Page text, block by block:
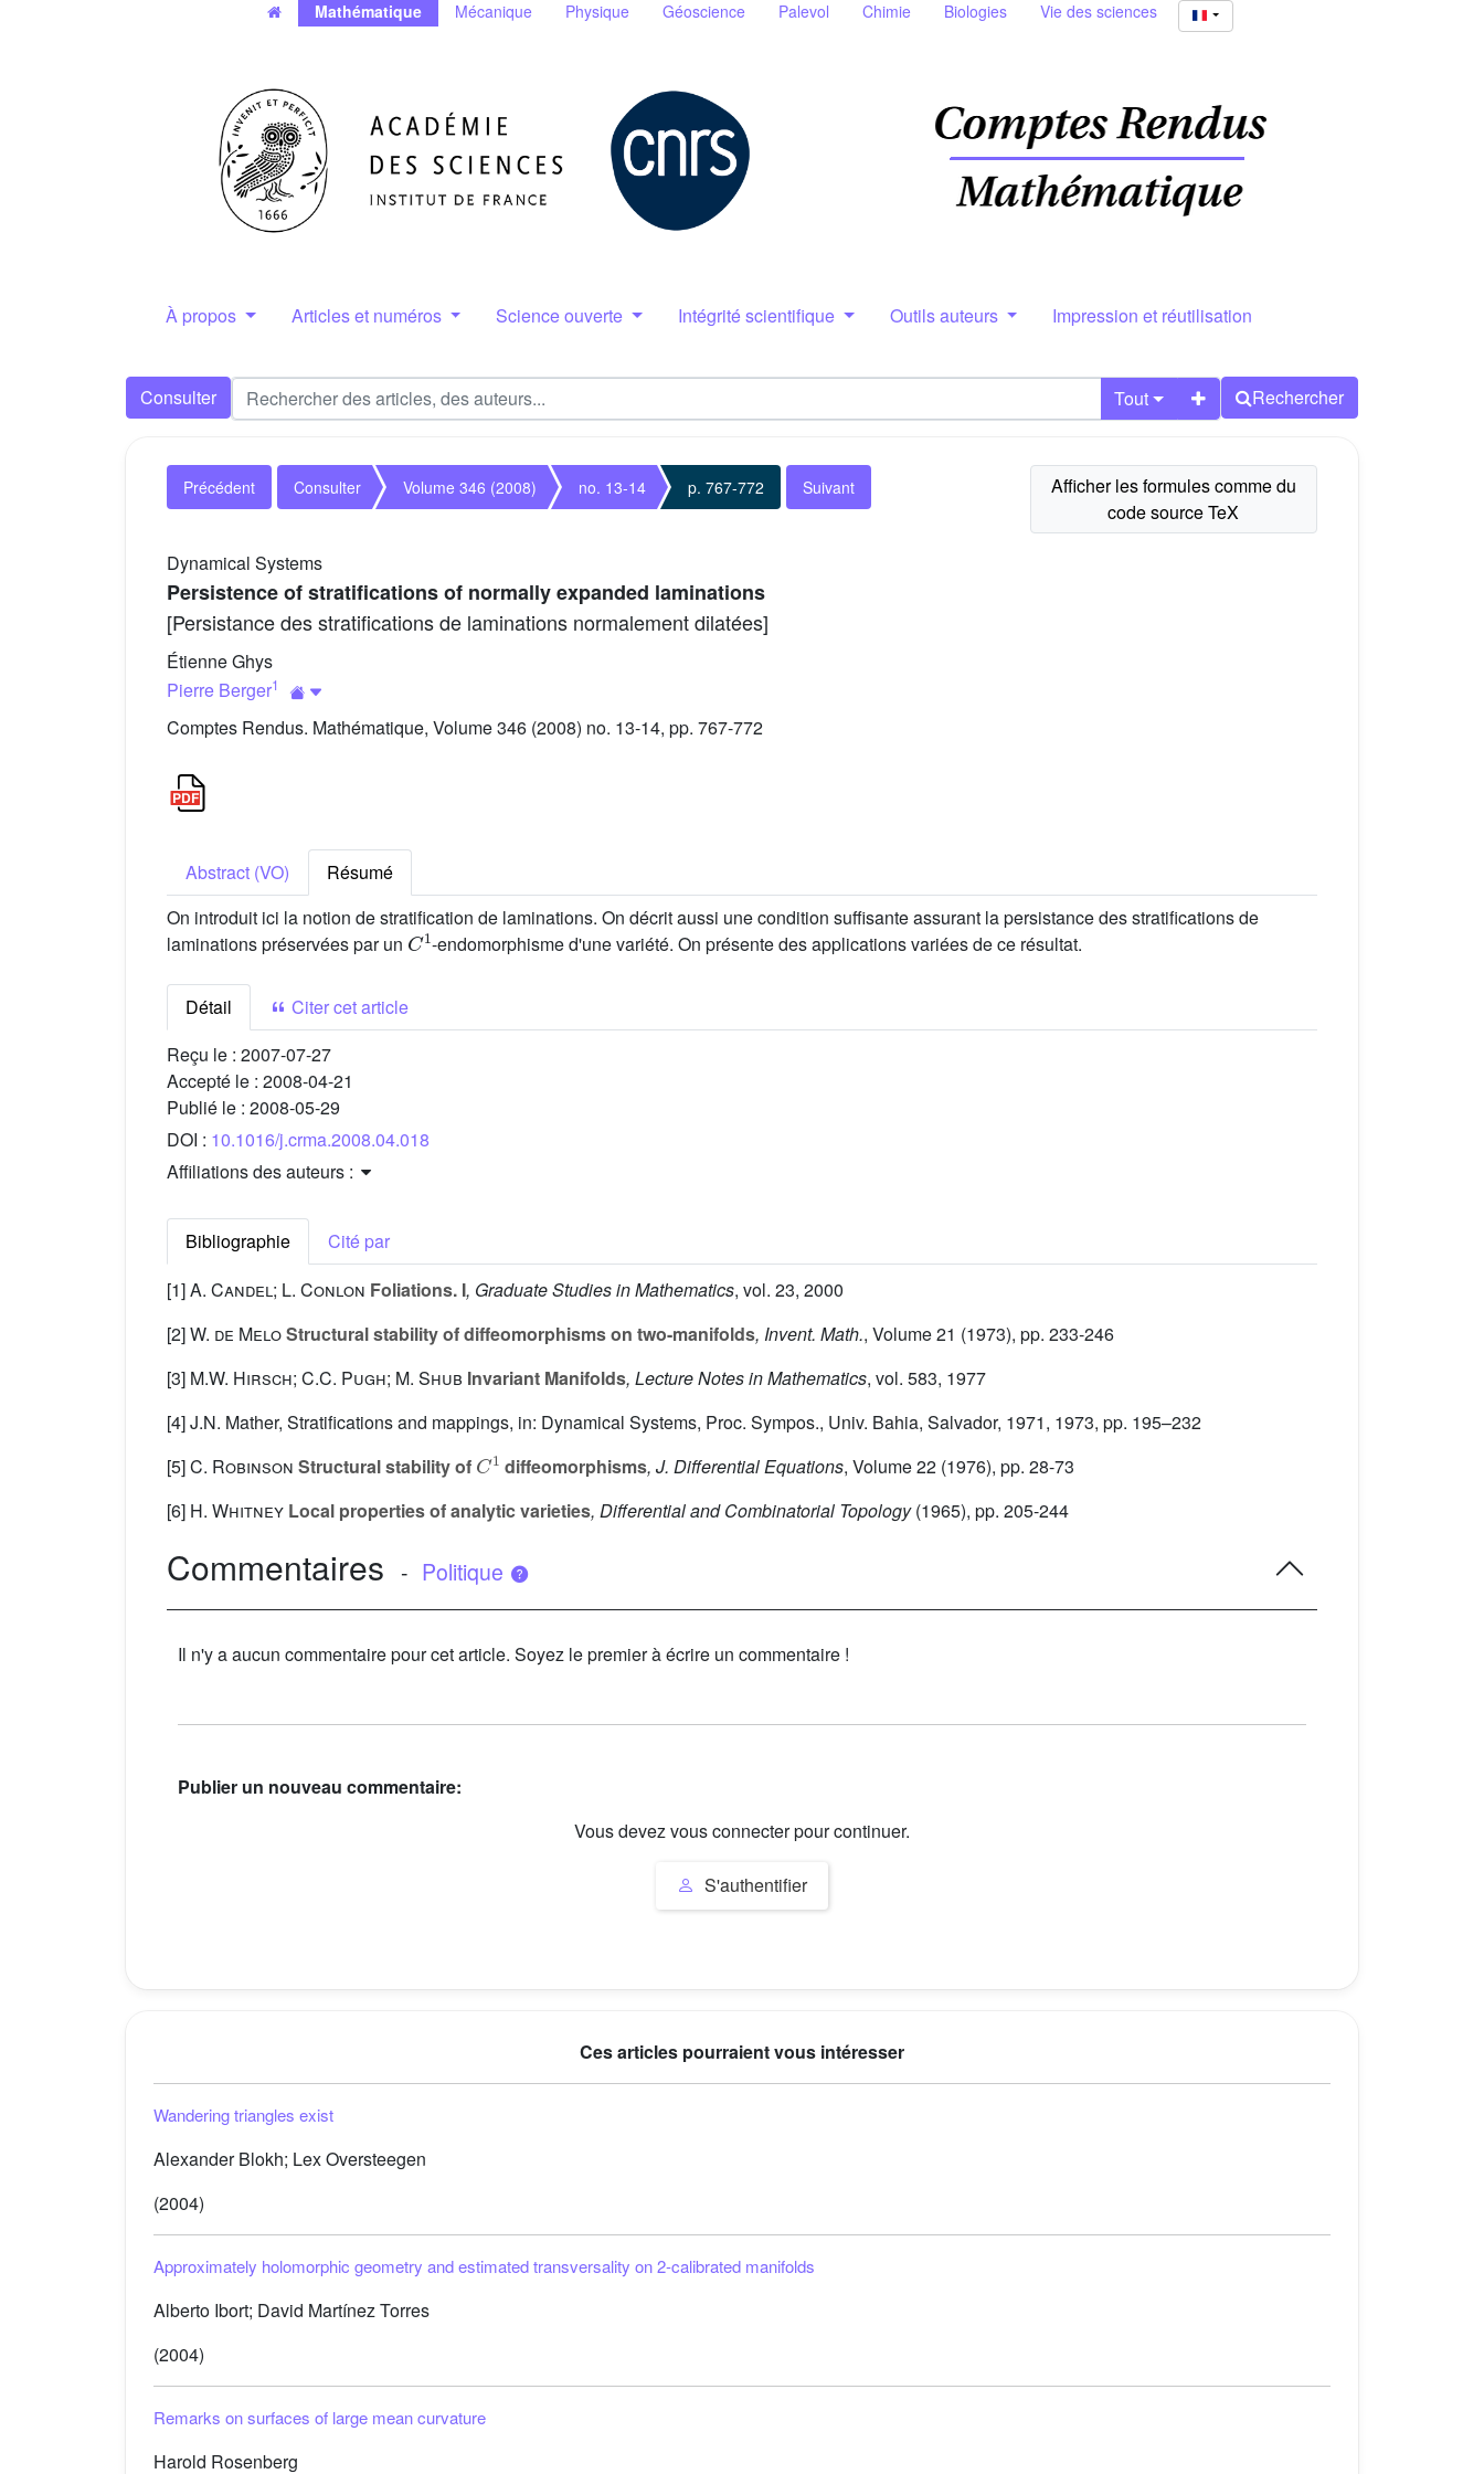
Mathématique Mécanique Physique Géoscience Palevol Chimie Biologies Vie des sciences
À propos Articles et numéros Science ouverte Intégrité scientifique Outils auteurs Impression et réutilisation
Consulter Tout Rechercher
Précédent Consulter Volume 346 (2008) no. 13-14 p. 767-772 Suivant
Dynamical Systems
Persistence of stratifications of normally expanded laminations
[Persistance des stratifications de laminations normalement dilatées]
Étienne Ghys
Pierre Berger1
Comptes Rendus. Mathématique, Volume 346 (2008) no. 13-14, pp. 767-772
Abstract (VO)
Résumé
On introduit ici la notion de stratification de laminations. On décrit aussi une condition suffisante assurant la persistance des stratifications de
laminations préservées par un
C1
-endomorphisme d'une variété. On présente des applications variées de ce résultat.
Détail
Citer cet article
Reçu le : 2007-07-27
Accepté le : 2008-04-21
Publié le : 2008-05-29
DOI : 10.1016/j.crma.2008.04.018
Affiliations des auteurs :
Bibliographie
Cité par
[1]A. Candel; L. Conlon Foliations. I, Graduate Studies in Mathematics, vol. 23, 2000
[2]W. de MeloStructural stability of diffeomorphisms on two-manifolds, Invent. Math., Volume 21 (1973), pp. 233-246
[3] M.W. Hirsch; C.C. Pugh; M. Shub Invariant Manifolds, Lecture Notes in Mathematics, vol. 583, 1977
[4] J.N. Mather, Stratifications and mappings, in: Dynamical Systems, Proc. Sympos., Univ. Bahia, Salvador, 1971, 1973, pp. 195–232
[5]C. Robinson Structural stability of
1
diffeomorphisms, J. Differential Equations, Volume 22 (1976), pp. 28-73
[6] H. Whitney Local properties of analytic varieties, Differential and Combinatorial Topology(1965), pp. 205-244
Commentaires - Politique
Il n'y a aucun commentaire pour cet article. Soyez le premier à écrire un commentaire !
Publier un nouveau commentaire:
Vous devez vous connecter pour continuer.
S'authentifier
Ces articles pourraient vous intéresser
Wandering triangles exist
Alexander Blokh; Lex Oversteegen
(2004)
Approximately holomorphic geometry and estimated transversality on 2-calibrated manifolds
Alberto Ibort; David Martínez Torres
(2004)
Remarks on surfaces of large mean curvature
Harold Rosenberg